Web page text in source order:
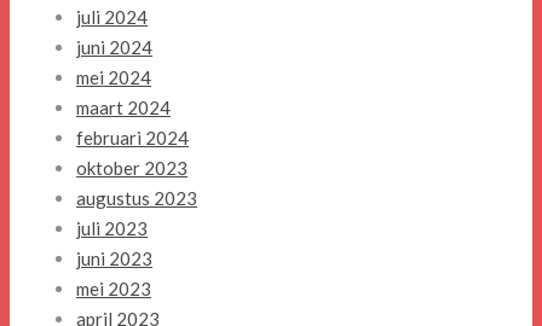
juli 2024
juni 2024
mei 2024
maart 2024
februari 2024
oktober 2023
augustus 2023
juli 2023
juni 2023
mei 2023
april 2023